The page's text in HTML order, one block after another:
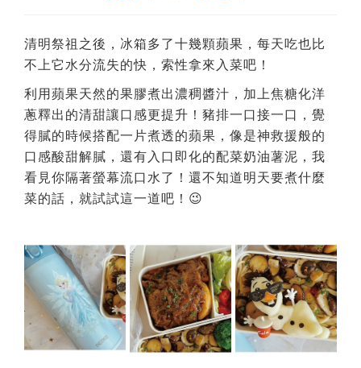
清明祭祖之後，冰箱多了十幾顆蘋果，每天吃也比
不上它水分流失的快，索性拿來入菜吧！
利用蘋果天然的果膠煮出濃稠醬汁，加上焦糖化洋
蔥釋出的清甜讓口感更提升！豬排一口接一口，覺
得膩的時候搭配一片煮透的蘋果，像是神救援般的
口感酸甜解膩，還有入口即化的配菜奶油薯泥，我
看見你隔著螢幕流口水了！還不知道明天要煮什麼
菜的話，就試試這一道吧！😉